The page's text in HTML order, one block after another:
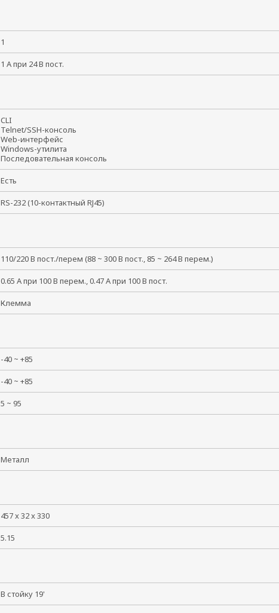
1
1 А при 24 В пост.
CLI
Telnet/SSH-консоль
Web-интерфейс
Windows-утилита
Последовательная консоль
Есть
RS-232 (10-контактный RJ45)
110/220 В пост./перем (88 ~ 300 В пост., 85 ~ 264 В перем.)
0.65 А при 100 В перем., 0.47 А при 100 В пост.
Клемма
-40 ~ +85
-40 ~ +85
5 ~ 95
Металл
457 x 32 x 330
5.15
В стойку 19'